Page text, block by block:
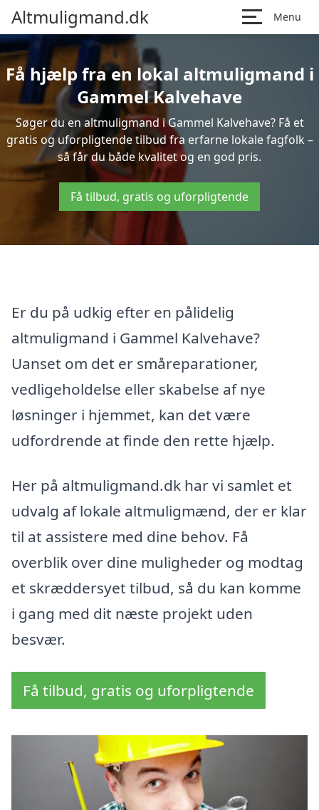
Altmuligmand.dk Menu
Få hjælp fra en lokal altmuligmand i
Gammel Kalvehave
Søger du en altmuligmand i Gammel Kalvehave? Få et
gratis og uforpligtende tilbud fra erfarne lokale fagfolk –
så får du både kvalitet og en god pris.
Få tilbud, gratis og uforpligtende
Er du på udkig efter en pålidelig
altmuligmand i Gammel Kalvehave?
Uanset om det er småreparationer,
vedligeholdelse eller skabelse af nye
løsninger i hjemmet, kan det være
udfordrende at finde den rette hjælp.
Her på altmuligmand.dk har vi samlet et
udvalg af lokale altmuligmænd, der er klar
til at assistere med dine behov. Få
overblik over dine muligheder og modtag
et skræddersyet tilbud, så du kan komme
i gang med dit næste projekt uden
besvær.
Få tilbud, gratis og uforpligtende